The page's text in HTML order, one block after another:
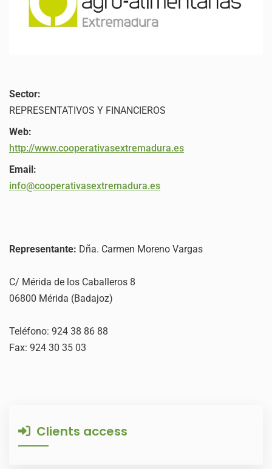
Sector:
REPRESENTATIVOS Y FINANCIEROS
Web:
http://www.cooperativasextremadura.es
Email:
info@cooperativasextremadura.es
Representante: Dña. Carmen Moreno Vargas
C/ Mérida de los Caballeros 8
06800 Mérida (Badajoz)
Teléfono: 924 38 86 88
Fax: 924 30 35 03
Clients access